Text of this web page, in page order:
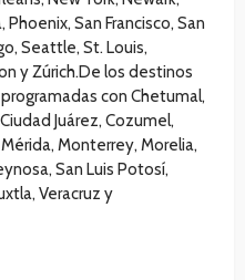
San Francisco, San
Seattle, St. Louis,
y Zúrich.De los destinos
con Chetumal,
Juárez, Cozumel,
Monterrey, Morelia,
San Luis Potosí,
Veracruz y